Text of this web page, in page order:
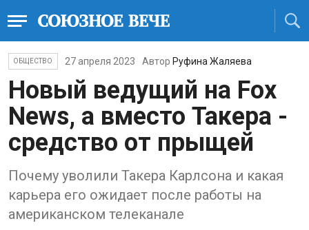
ОБЩЕСТВО 27 апреля 2023 Автор Руфина Жаляева
Новый ведущий на Fox
News, а вместо Такера -
средство от прыщей
Почему уволили Такера Карлсона и какая
карьера его ожидает после работы на
американском телеканале